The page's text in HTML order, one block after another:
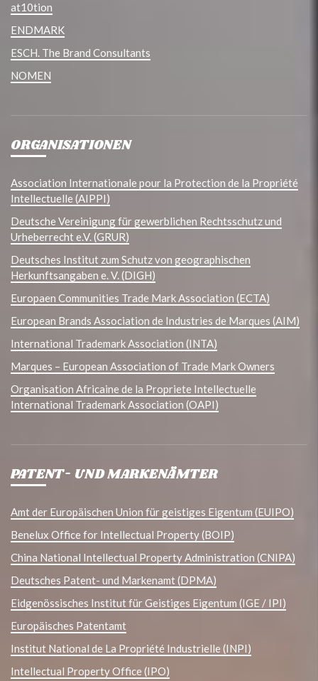
at10tion
ENDMARK
ESCH. The Brand Consultants
NOMEN
ORGANISATIONEN
Association Internationale pour la Protection de la Propriété
Intellectuelle (AIPPI)
Deutsche Vereinigung für gewerblichen Rechtsschutz und
Urheberrecht e.V. (GRUR)
Deutsches Institut zum Schutz von geographischen
Herkunftsangaben e. V. (DIGH)
Europaen Communities Trade Mark Association (ECTA)
European Brands Association de Industries de Marques (AIM)
International Trademark Association (INTA)
Marques – European Association of Trade Mark Owners
Organisation Africaine de la Propriete Intellectuelle
International Trademark Association (OAPI)
PATENT- UND MARKENÄMTER
Amt der Europäischen Union für geistiges Eigentum (EUIPO)
Benelux Office for Intellectual Property (BOIP)
China National Intellectual Property Administration (CNIPA)
Deutsches Patent- und Markenamt (DPMA)
Eidgenössisches Institut für Geistiges Eigentum (IGE / IPI)
Europäisches Patentamt
Institut National de La Propriété Industrielle (INPI)
Intellectual Property Office (IPO)